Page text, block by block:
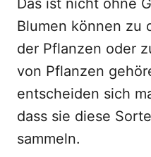
Das ist nicht ohne
Blumen können zu
der Pflanzen oder
von Pflanzen
entscheiden sich
dass sie diese
sammeln.